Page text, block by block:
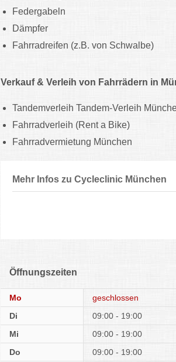
Federgabeln
Dämpfer
Fahrradreifen (z.B. von Schwalbe)
Verkauf & Verleih von Fahrrädern in
Tandemverleih Tandem-Verleih
Fahrradverleih (Rent a Bike)
Fahrradvermietung München
Mehr Infos zu Cycleclinic München
Öffnungszeiten
Mo
geschlossen
Di
09:00 - 19:00
Mi
09:00 - 19:00
Do
09:00 - 19:00